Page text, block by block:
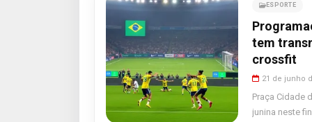
ESPORTE
tem
crossfit
21 de junho
Praça Cidade
junina neste